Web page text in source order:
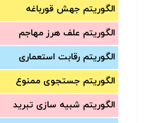
الگوریتم جهش قورباغه
الگوریتم علف هرز مهاجم
الگوریتم رقابت استعماری
الگوریتم جستجوی ممنوع
الگوریتم شبیه سازی تبرید